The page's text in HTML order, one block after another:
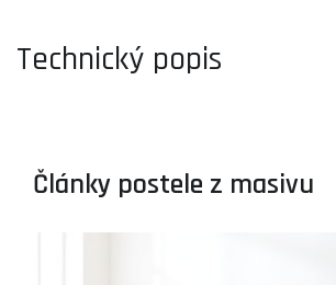
Články postele z masivu
Technický popis